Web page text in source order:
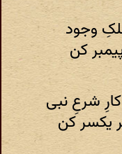
وجود
کن
شرعِ نبی
یکسر کن